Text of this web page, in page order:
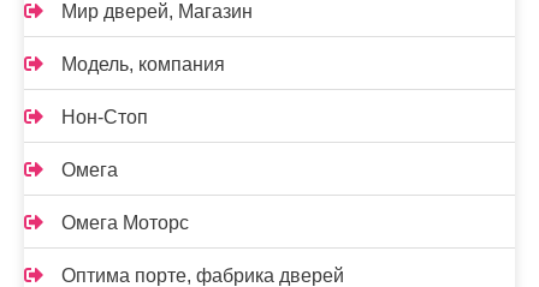
Мир дверей, Магазин
Модель, компания
Нон-Стоп
Омега
Омега Моторс
Оптима порте, фабрика дверей